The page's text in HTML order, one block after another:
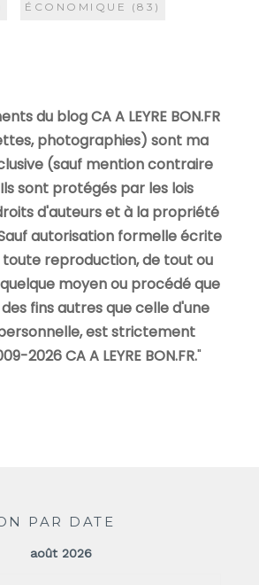
ÉCONOMIQUE (83)
du blog CA A LEYRE BON.FR
photographies) sont ma
(sauf mention contraire
sont protégés par les lois
d'auteurs et à la propriété
autorisation formelle écrite
reproduction, de tout ou
moyen ou procédé que
fins autres que celle d'une
est strictement
2026 CA A LEYRE BON.FR."
PAR DATE
août 2026